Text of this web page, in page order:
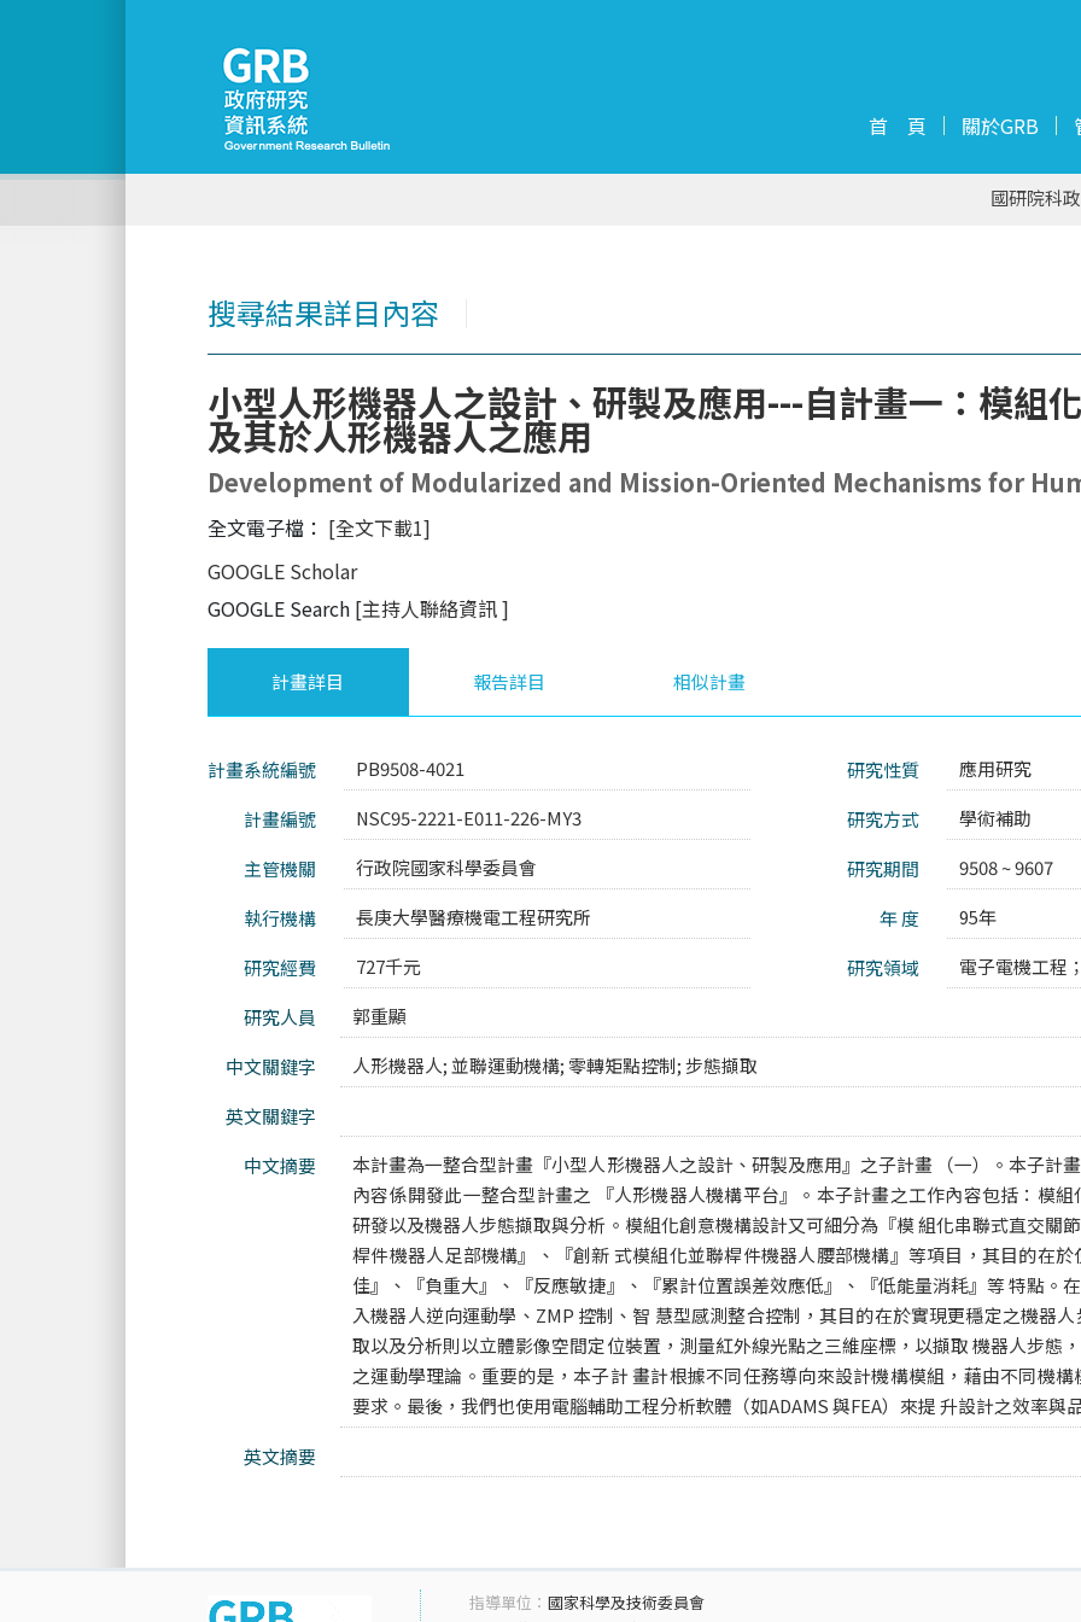
首 頁 關於GRB
國研院科
搜尋結果詳目內容
小型人形機器人之設計、研製及應用---自計畫一：模組
及其於人形機器人之應用
Development of Modularized and Mission-Oriented Mechanisms for
全文電子檔： [全文下載1]
GOOGLE Scholar
GOOGLE Search [主持人聯絡資訊]
計畫詳目 報告詳目 相似計畫
計畫系統編號 PB9508-4021 研究性質
應用研究
計畫編號
NSC95-2221-E011-226-MY3 研究方式
學術補助
主管機關
行政院國家科學委員會 研究期間
9508 ~ 9607
執行機構
長庚大學醫療機電工程研究所 年 度
95年
研究經費
727千元 研究領域
電子電機工程
研究人員
郭重顯
中文關鍵字
人形機器人; 並聯運動機構; 零轉矩點控制; 步態擷取
英文關鍵字
中文摘要
本計畫為一整合型計畫『小型人形機器人之設計、研製及應用』之子計畫 （一）。本子計
內容係開發此一整合型計畫之 『人形機器人機構平台』。本子計畫之工作內容包括：模
研發以及機器人步態擷取與分析。模組化創意機構設計又可細分為『模 組化串聯式直交關
桿件機器人足部機構』、『創新 式模組化並聯桿件機器人腰部機構』等項目，其目的在
佳』、『負重大』、『反應敏捷』、『累計位置誤差效應低』、『低能量消耗』等 特點。
入機器人逆向運動學、ZMP 控制、智 慧型感測整合控制，其目的在於實現更穩定之機器
取以及分析則以立體影像空間定位裝置，測量紅外線光點之三維座標，以擷取 機器人步態
之運動學理論。重要的是，本子計 畫計根據不同任務導向來設計機構模組，藉由不同機
要求。最後，我們也使用電腦輔助工程分析軟體（如ADAMS 與FEA）來提 升設計之效率與
英文摘要
指導單位： 國家科學及技術委員會